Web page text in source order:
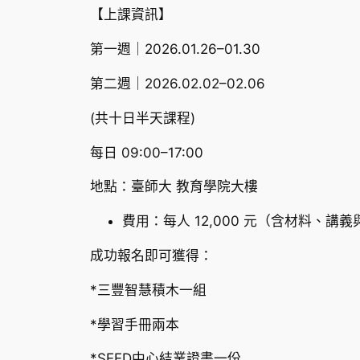
【上課資訊】
第一週｜2026.01.26–01.30
第二週｜2026.02.02–02.06
(共十日半天課程)
每日 09:00–17:00
地點：臺師大 教育學院大樓
費用：每人 12,000 元（含材料、講義
成功報名即可獲得：
*三豐智慧積木一組
*學習手冊兩本